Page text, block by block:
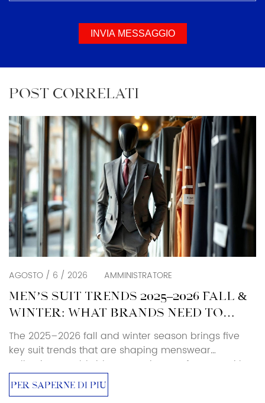
INVIA MESSAGGIO
POST CORRELATI
AGOSTO / 6 / 2026 AMMINISTRATORE
MEN’S SUIT TRENDS 2025–2026 FALL &
WINTER: WHAT BRANDS NEED TO
KNOW
The 2025–2026 fall and winter season brings five
key suit trends that are shaping menswear
collections worldwide. As a suit manufacturer with
over 25 years of production experience, Baoxiniao
breaks down each trend with specific sourcing and
PER SAPERNE DI PIÙ